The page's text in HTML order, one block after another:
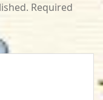
Required